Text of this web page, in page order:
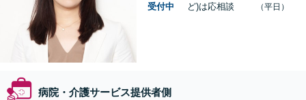
受付中
ど)は応相談
（平日）
病院・介護サービス提供者側